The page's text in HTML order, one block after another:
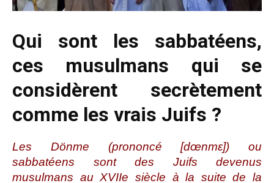
Qui sont les sabbatéens,
ces musulmans qui se
considèrent secrètement
comme les vrais Juifs ?
Les Dönme (prononcé [dœnmɛ]) ou
sabbatéens sont des Juifs devenus
musulmans au XVIIe siècle à la suite de la